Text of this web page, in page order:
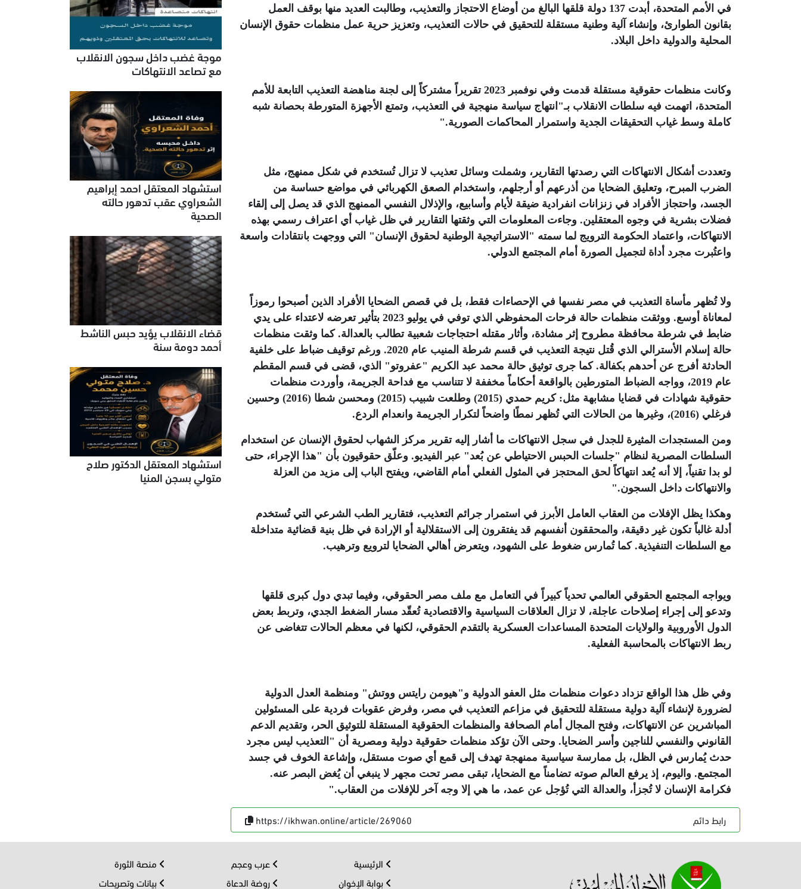
في الأمم المتحدة، أبدت 137 دولة قلقها البالغ من أوضاع الاحتجاز والتعذيب، وطالبت العديد منها بوقف العمل
بقانون الطوارئ، وإنشاء آلية وطنية مستقلة للتحقيق في حالات التعذيب، وتعزيز حرية عمل منظمات حقوق الإنسان
المحلية والدولية داخل البلاد.
وكانت منظمات حقوقية مستقلة قدمت وفي نوفمبر 2023 تقريراً مشتركاً إلى لجنة مناهضة التعذيب التابعة للأمم
المتحدة، اتهمت فيه سلطات الانقلاب بـ"انتهاج سياسة منهجية في التعذيب، وتمتع الأجهزة المتورطة بحصانة شبه
كاملة وسط غياب التحقيقات الجدية واستمرار المحاكمات الصورية".
وتعددت أشكال الانتهاكات التي رصدتها التقارير، وشملت وسائل تعذيب لا تزال تُستخدم في شكل ممنهج، مثل
الضرب المبرح، وتعليق الضحايا من أذرعهم أو أرجلهم، واستخدام الصعق الكهربائي في مواضع حساسة من
الجسد، واحتجاز الأفراد في زنزانات انفرادية ضيقة لأيام وأسابيع، والإذلال النفسي الممنهج الذي قد يصل إلى إلقاء
فضلات بشرية في وجوه المعتقلين. وجاءت المعلومات التي وثقتها التقارير في ظل غياب أي اعتراف رسمي بهذه
الانتهاكات، واعتماد الحكومة الترويج لما سمته "الاستراتيجية الوطنية لحقوق الإنسان" التي ووجهت بانتقادات واسعة
واعتُبرت مجرد أداة لتجميل الصورة أمام المجتمع الدولي.
ولا تُظهر مأساة التعذيب في مصر نفسها في الإحصاءات فقط، بل في قصص الضحايا الأفراد الذين أصبحوا رموزاً
لمعاناة أوسع. ووثقت منظمات حالة فرحات المحفوظي الذي توفي في يوليو 2023 بتأثير تعرضه لاعتداء على يدي
ضابط في شرطة محافظة مطروح إثر مشادة، وأثار مقتله احتجاجات شعبية تطالب بالعدالة. كما وثقت منظمات
حالة إسلام الأسترالي الذي قُتل نتيجة التعذيب في قسم شرطة المنيب عام 2020. ورغم توقيف ضباط على خلفية
الحادثة أفرج عن أحدهم بكفالة. كما جرى توثيق حالة محمد عبد الكريم "عفروتو" الذي، قضى في قسم المقطم
عام 2019، وواجه الضباط المتورطين بالواقعة أحكاماً مخففة لا تتناسب مع فداحة الجريمة، وأوردت منظمات
حقوقية شهادات في قضايا مشابهة مثل: كريم حمدي (2015) وطلعت شبيب (2015) ومحسن شطا (2016) وحسين
فرغلي (2016)، وغيرها من الحالات التي تُظهر نمطًا واضحاً لتكرار الجريمة وانعدام الردع
.
ومن المستجدات المثيرة للجدل في سجل الانتهاكات ما أشار إليه تقرير مركز الشهاب لحقوق الإنسان عن استخدام
السلطات المصرية لنظام "جلسات الحبس الاحتياطي عن بُعد" عبر الفيديو. وعلّق حقوقيون بأن "هذا الإجراء، حتى
لو بدا تقنياً، إلا أنه يُعد انتهاكاً لحق المحتجز في المثول الفعلي أمام القاضي، ويفتح الباب إلى مزيد من العزلة
والانتهاكات داخل السجون".
وهكذا يظل الإفلات من العقاب العامل الأبرز في استمرار جرائم التعذيب، فتقارير الطب الشرعي التي تُستخدم
أدلة غالباً تكون غير دقيقة، والمحققون أنفسهم قد يفتقرون إلى الاستقلالية أو الإرادة في ظل بنية قضائية متداخلة
مع السلطات التنفيذية. كما تُمارس ضغوط على الشهود، ويتعرض أهالي الضحايا لترويع وترهيب.
ويواجه المجتمع الحقوقي العالمي تحدياً كبيراً في التعامل مع ملف مصر الحقوقي، وفيما تبدي دول كبرى قلقها
وتدعو إلى إجراء إصلاحات عاجلة، لا تزال العلاقات السياسية والاقتصادية تُعقّد مسار الضغط الجدي، وتربط بعض
الدول الأوروبية والولايات المتحدة المساعدات العسكرية بالتقدم الحقوقي، لكنها في معظم الحالات تتغاضى عن
ربط الانتهاكات بالمحاسبة الفعلية.
وفي ظل هذا الواقع تزداد دعوات منظمات مثل العفو الدولية و"هيومن رايتس ووتش" ومنظمة العدل الدولية
لضرورة لإنشاء آلية دولية مستقلة للتحقيق في مزاعم التعذيب في مصر، وفرض عقوبات فردية على المسئولين
المباشرين عن الانتهاكات، وفتح المجال أمام الصحافة والمنظمات الحقوقية المستقلة للتوثيق الحر، وتقديم الدعم
القانوني والنفسي للناجين وأسر الضحايا. وحتى الآن تؤكد منظمات حقوقية دولية ومصرية أن "التعذيب ليس مجرد
حدث يُمارس في الظل، بل ممارسة سياسية ممنهجة تهدف إلى قمع أي صوت مستقل، وإشاعة الخوف في جسد
المجتمع. واليوم، إذ يرفع العالم صوته تضامناً مع الضحايا، تبقى مصر تحت مجهر لا ينبغي أن يُغض البصر عنه.
فكرامة الإنسان لا تُجزأ، والعدالة التي تُؤجل عن عمد، ما هي إلا وجه آخر للإفلات من العقاب".
رابط دائم https://ikhwan.online/article/269060
موجة غضب داخل سجون الانقلاب
مع تصاعد الانتهاكات
استشهاد المعتقل احمد إبراهيم
الشعراوي عقب تدهور حالته
الصحية
قضاء الانقلاب يؤيد حبس الناشط
أحمد دومة سنة
استشهاد المعتقل الدكتور صلاح
متولي بسجن المنيا
الرئيسية
بوابة الإخوان
عرب وعجم
روضة الدعاة
منصة الثورة
بيانات وتصريحات